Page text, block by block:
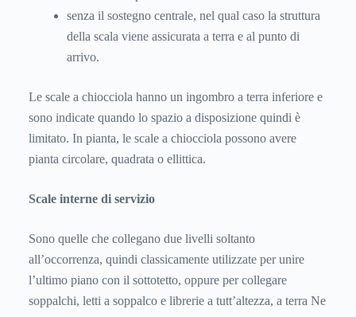
senza il sostegno centrale, nel qual caso la struttura
della scala viene assicurata a terra e al punto di
arrivo.
Le scale a chiocciola hanno un ingombro a terra inferiore e
sono indicate quando lo spazio a disposizione quindi è
limitato. In pianta, le scale a chiocciola possono avere
pianta circolare, quadrata o ellittica.
Scale interne di servizio
Sono quelle che collegano due livelli soltanto
all’occorrenza, quindi classicamente utilizzate per unire
l’ultimo piano con il sottotetto, oppure per collegare
soppalchi, letti a soppalco e librerie a tutt’altezza, a terra Ne